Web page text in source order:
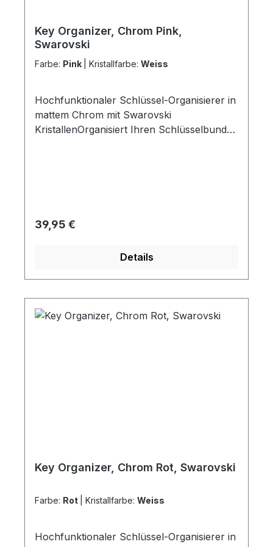
Key Organizer, Chrom Pink,
Swarovski
Farbe: Pink Kristallfarbe: Weiss
Hochfunktionaler Schlüssel-Organisierer in
mattem Chrom mit Swarovski
KristallenOrganisiert Ihren Schlüsselbund
Schlüssel Alle Schlüssel mit
Schnellkupplung einzeln abnehmbar Über
superheller, neuester LED-
Technik Lieferung inkl. 6
ist möglich Lieferung inklusive 3V-
Lithiumknopfzellen-Batterien (1x CR1620, 1x
Regulärer Preis:
39,95 €
Details
Key Organizer, Chrom Rot, Swarovski
Farbe: Rot Kristallfarbe: Weiss
Hochfunktionaler Schlüssel-Organisierer in